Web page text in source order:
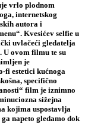
vrlo plodnom
internetskog
autora i
Kvesićev selfie u
uvlačeći gledatelja
U ovom filmu te su
je
fi estetici kućnoga
specifično
film je iznimno
sižejna
kojima uspostavlja
napeto gledamo dok